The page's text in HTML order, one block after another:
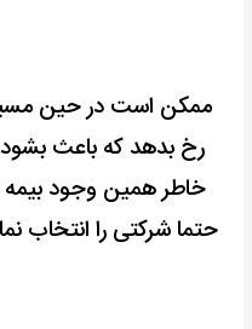
ممکن است در حین
رخ بدهد که باعث بشود
خاطر همین وجود بیمه
حتما شرکتی را انتخاب